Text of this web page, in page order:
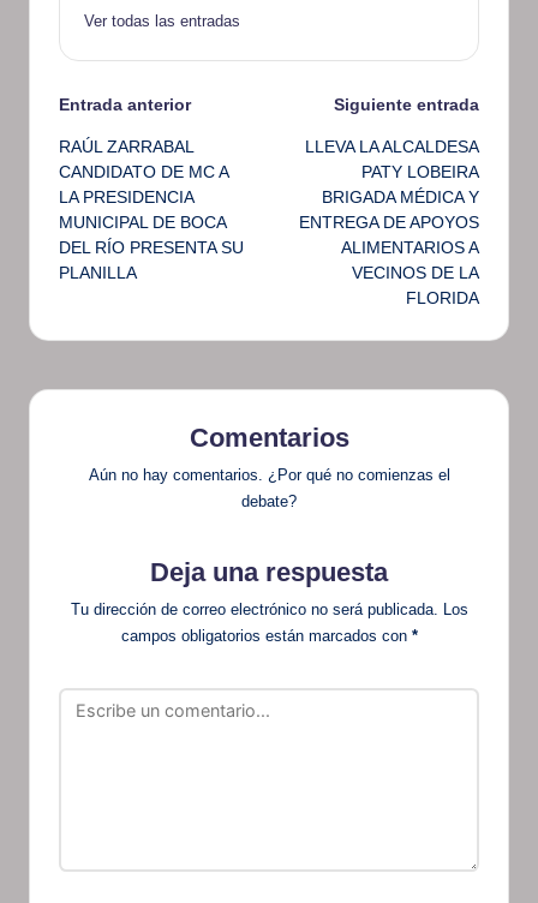
Ver todas las entradas
Navegación
de
entradas
Entrada anterior
RAÚL ZARRABAL
CANDIDATO DE MC A
LA PRESIDENCIA
MUNICIPAL DE BOCA
DEL RÍO PRESENTA SU
PLANILLA
Siguiente entrada
LLEVA LA ALCALDESA
PATY LOBEIRA
BRIGADA MÉDICA Y
ENTREGA DE APOYOS
ALIMENTARIOS A
VECINOS DE LA
FLORIDA
Comentarios
Aún no hay comentarios. ¿Por qué no comienzas el
debate?
Deja una respuesta
Tu dirección de correo electrónico no será publicada. Los
campos obligatorios están marcados con *